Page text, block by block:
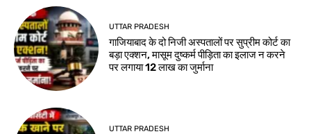
UTTAR PRADESH
गाजियाबाद के दो निजी अस्पतालों पर सुप्रीम कोर्ट का
बड़ा एक्शन, मासूम दुष्कर्म पीड़िता का इलाज न करने
पर लगाया 12 लाख का जुर्माना
UTTAR PRADESH